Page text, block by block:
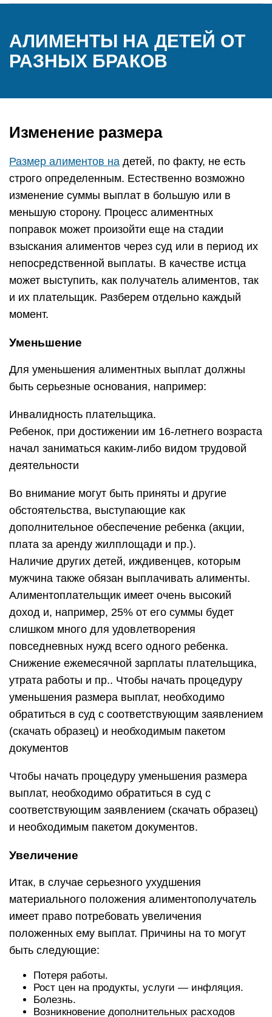
АЛИМЕНТЫ НА ДЕТЕЙ ОТ
РАЗНЫХ БРАКОВ
Изменение размера
Размер алиментов на детей, по факту, не есть
строго определенным. Естественно возможно
изменение суммы выплат в большую или в
меньшую сторону. Процесс алиментных
поправок может произойти еще на стадии
взыскания алиментов через суд или в период их
непосредственной выплаты. В качестве истца
может выступить, как получатель алиментов, так
и их плательщик. Разберем отдельно каждый
момент.
Уменьшение
Для уменьшения алиментных выплат должны
быть серьезные основания, например:
Инвалидность плательщика.
Ребенок, при достижении им 16-летнего возраста
начал заниматься каким-либо видом трудовой
деятельности
Во внимание могут быть приняты и другие
обстоятельства, выступающие как
дополнительное обеспечение ребенка (акции,
плата за аренду жилплощади и пр.).
Наличие других детей, иждивенцев, которым
мужчина также обязан выплачивать алименты.
Алиментоплательщик имеет очень высокий
доход и, например, 25% от его суммы будет
слишком много для удовлетворения
повседневных нужд всего одного ребенка.
Снижение ежемесячной зарплаты плательщика,
утрата работы и пр.. Чтобы начать процедуру
уменьшения размера выплат, необходимо
обратиться в суд с соответствующим заявлением
(скачать образец) и необходимым пакетом
документов
Чтобы начать процедуру уменьшения размера
выплат, необходимо обратиться в суд с
соответствующим заявлением (скачать образец)
и необходимым пакетом документов.
Увеличение
Итак, в случае серьезного ухудшения
материального положения алиментополучатель
имеет право потребовать увеличения
положенных ему выплат. Причины на то могут
быть следующие:
Потеря работы.
Рост цен на продукты, услуги — инфляция.
Болезнь.
Возникновение дополнительных расходов